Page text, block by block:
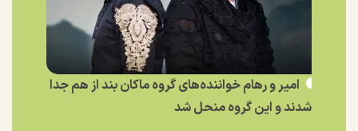
امیر و رهام خواننده‌های گروه ماکان بند از هم جدا
شدند و این گروه منحل شد